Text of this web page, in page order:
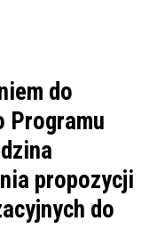
do
Programu
propozycji
do